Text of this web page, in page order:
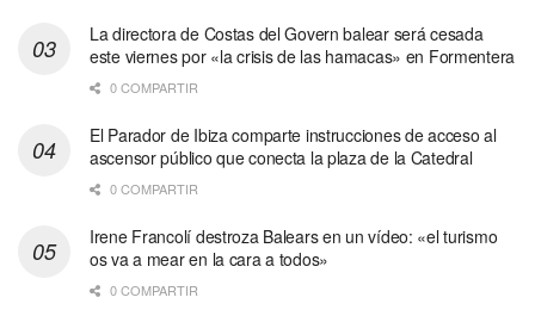
La directora de Costas del Govern balear será cesada
este viernes por «la crisis de las hamacas» en Formentera
0 COMPARTIR
El Parador de Ibiza comparte instrucciones de acceso al
ascensor público que conecta la plaza de la Catedral
0 COMPARTIR
Irene Francolí destroza Balears en un vídeo: «el turismo
os va a mear en la cara a todos»
0 COMPARTIR